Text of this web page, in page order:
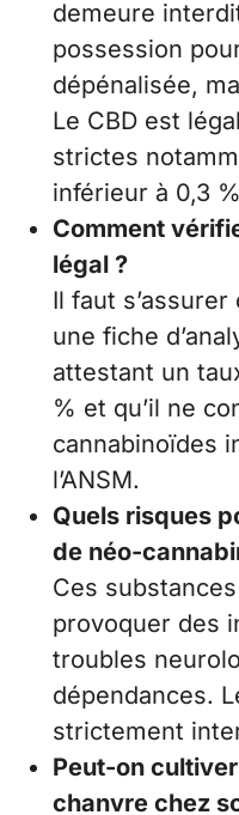
demeure
possession
dépénalisée,
Le CBD est
strictes
inférieur à 0,3
Comment
légal ?
Il faut
une fiche
attestant un
% et qu’il ne
cannabinoïdes
l’ANSM.
Quels risques
de néo-
Ces
provoquer des
troubles
dépendances.
strictement
Peut-on
chanvre chez